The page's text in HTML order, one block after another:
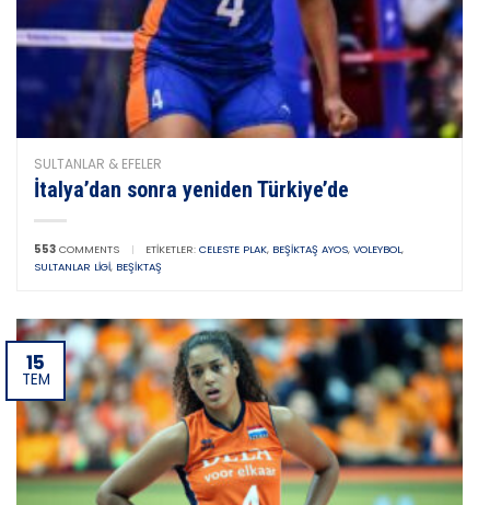
SULTANLAR & EFELER
İtalya’dan sonra yeniden Türkiye’de
553 COMMENTS | ETIKETLER: CELESTE PLAK, BEŞIKTAŞ AYOS, VOLEYBOL,
SULTANLAR LIGI, BEŞIKTAŞ
15
TEM